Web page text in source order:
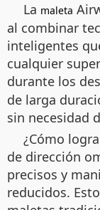
La maleta
al combinar
inteligentes
cualquier
durante los
de larga
sin necesidad
¿Cómo
de dirección
precisos y
reducidos.